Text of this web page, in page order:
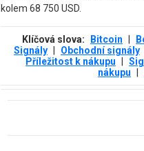
kolem 68 750 USD.
Klíčová slova: Bitcoin |
Signály | Obchodní signály
Příležitost k nákupu |
nákupu |